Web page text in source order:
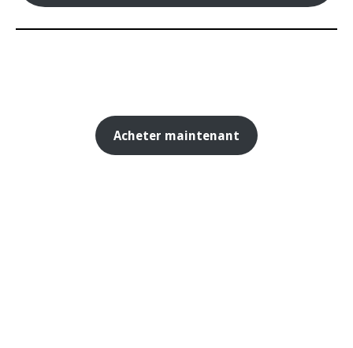
Acheter maintenant